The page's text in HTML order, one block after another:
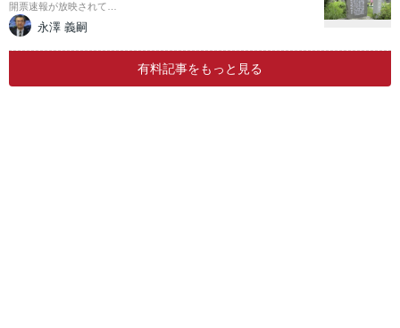
開票速報が放映されて…
永澤 義嗣
有料記事をもっと見る